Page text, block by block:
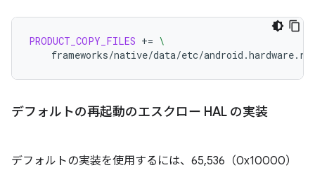
PRODUCT_COPY_FILES += \
frameworks/native/data/etc/
デフォルトの再起動のエスクロー HAL の実装
デフォルトの実装を使用するには、65,536（0x10000）